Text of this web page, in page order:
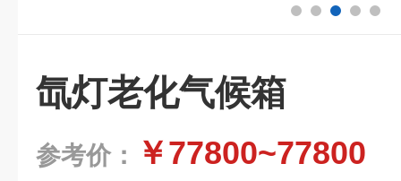
氙灯老化气候箱
参考价： ￥77800~77800